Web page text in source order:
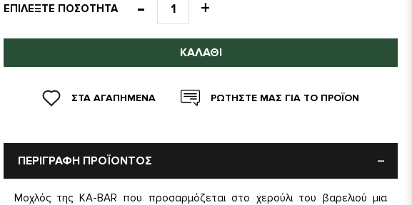
ΕΠΙΛΈΞΤΕ ΠΟΣΌΤΗΤΑ
ΚΑΛΆΘΙ
ΣΤΑ ΑΓΑΠΗΜΕΝΑ ΡΩΤΗΣΤΕ ΜΑΣ ΓΙΑ ΤΟ ΠΡΟΪΟΝ
ΠΕΡΙΓΡΑΦΗ ΠΡΟΪΟΝΤΟΣ
Μοχλός της KA-BAR που προσαρμόζεται στο χερούλι του βαρελιού μια